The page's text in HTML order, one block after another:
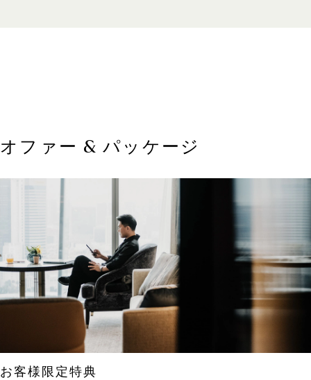
オファー & パッケージ
お客様限定特典